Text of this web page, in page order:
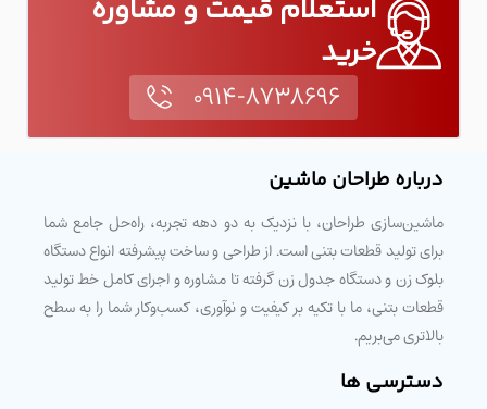
استعلام قیمت و مشاوره
خرید
۰۹۱۴-۸۷۳۸۶۹۶
درباره طراحان ماشین
ماشین‌سازی طراحان، با نزدیک به دو دهه تجربه، راه‌حل جامع شما
برای تولید قطعات بتنی است. از طراحی و ساخت پیشرفته انواع دستگاه
بلوک زن و دستگاه جدول زن گرفته تا مشاوره و اجرای کامل خط تولید
قطعات بتنی، ما با تکیه بر کیفیت و نوآوری، کسب‌وکار شما را به سطح
بالاتری می‌بریم.
دسترسی ها